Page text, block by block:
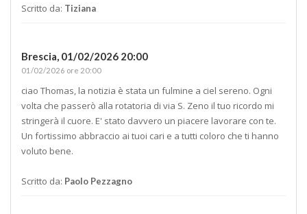
Scritto da: Tiziana
Brescia, 01/02/2026 20:00
01/02/2026 ore 20:00
ciao Thomas, la notizia è stata un fulmine a ciel sereno. Ogni
volta che passerò alla rotatoria di via S. Zeno il tuo ricordo mi
stringerà il cuore. E' stato davvero un piacere lavorare con te.
Un fortissimo abbraccio ai tuoi cari e a tutti coloro che ti hanno
voluto bene.
Scritto da: Paolo Pezzagno